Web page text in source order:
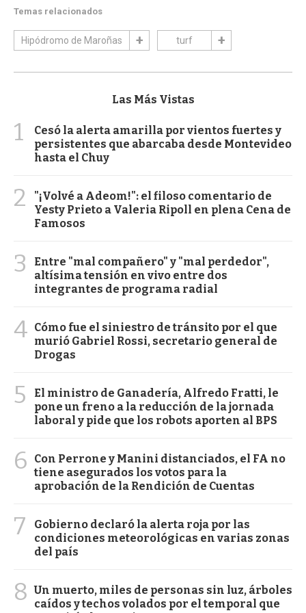
Temas relacionados
Hipódromo de Maroñas turf
Las Más Vistas
1
Cesó la alerta amarilla por vientos fuertes y
persistentes que abarcaba desde Montevideo
hasta el Chuy
2
"¡Volvé a Adeom!": el filoso comentario de
Yesty Prieto a Valeria Ripoll en plena Cena de
Famosos
3
Entre "mal compañero" y "mal perdedor",
altísima tensión en vivo entre dos
integrantes de programa radial
4 Cómo fue el siniestro de tránsito por el que
murió Gabriel Rossi, secretario general de
Drogas
5
El ministro de Ganadería, Alfredo Fratti, le
pone un freno a la reducción de la jornada
laboral y pide que los robots aporten al BPS
6
Con Perrone y Manini distanciados, el FA no
tiene asegurados los votos para la
aprobación de la Rendición de Cuentas
7
Gobierno declaró la alerta roja por las
condiciones meteorológicas en varias zonas
del país
8 Un muerto, miles de personas sin luz, árboles
caídos y techos volados por el temporal que